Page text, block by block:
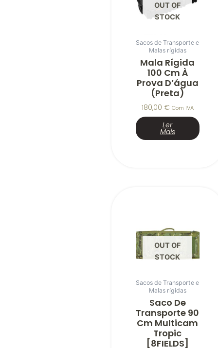
OUT OF
STOCK
Sacos de Transporte e
Malas rígidas
Mala Rígida
100 Cm À
Prova D’água
(Preta)
180,00 € Com IVA
Ler
Mais
OUT OF
STOCK
Sacos de Transporte e
Malas rígidas
Saco De
Transporte 90
Cm Multicam
Tropic
[8FIELDS]